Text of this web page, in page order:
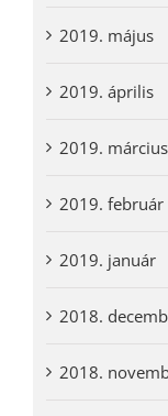
2019. május
2019. április
2019. március
2019. február
2019. január
2018.
2018.